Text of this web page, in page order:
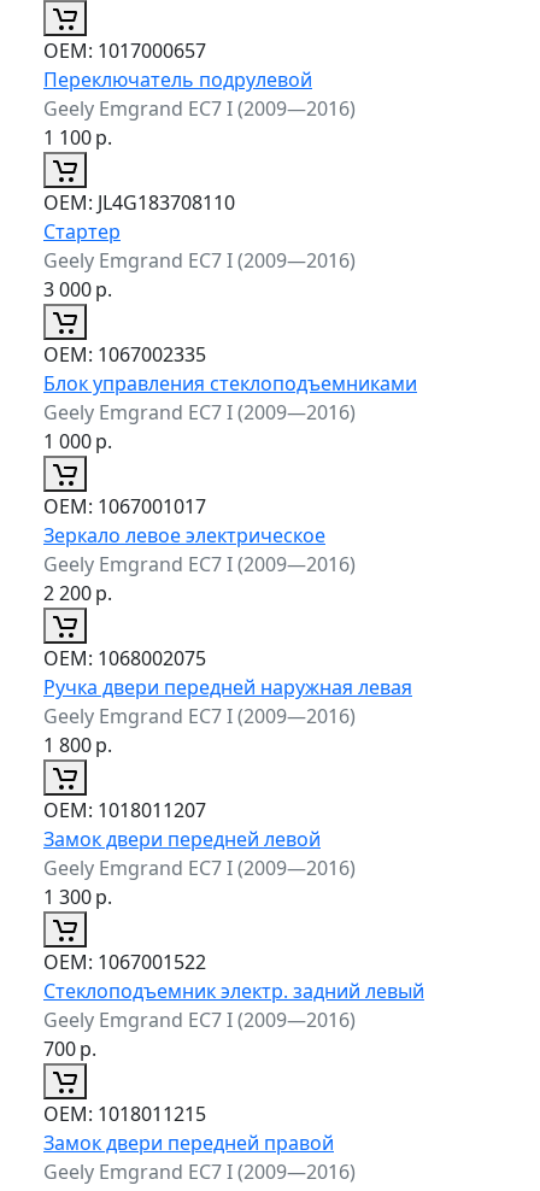
ОЕМ: 1017000657
Переключатель подрулевой
Geely Emgrand EC7 I (2009—2016)
1 100р.
ОЕМ: JL4G183708110
Стартер
Geely Emgrand EC7 I (2009—2016)
3 000р.
ОЕМ: 1067002335
Блок управления стеклоподъемниками
Geely Emgrand EC7 I (2009—2016)
1 000р.
ОЕМ: 1067001017
Зеркало левое электрическое
Geely Emgrand EC7 I (2009—2016)
2 200р.
ОЕМ: 1068002075
Ручка двери передней наружная левая
Geely Emgrand EC7 I (2009—2016)
1 800р.
ОЕМ: 1018011207
Замок двери передней левой
Geely Emgrand EC7 I (2009—2016)
1 300р.
ОЕМ: 1067001522
Стеклоподъемник электр. задний левый
Geely Emgrand EC7 I (2009—2016)
700р.
ОЕМ: 1018011215
Замок двери передней правой
Geely Emgrand EC7 I (2009—2016)